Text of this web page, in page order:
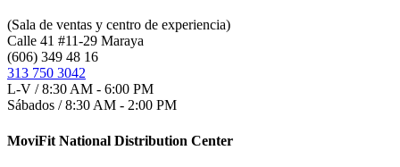
(Sala de ventas y centro de experiencia)
Calle 41 #11-29 Maraya
(606) 349 48 16
313 750 3042
L-V / 8:30 AM - 6:00 PM
Sábados / 8:30 AM - 2:00 PM
MoviFit National Distribution Center